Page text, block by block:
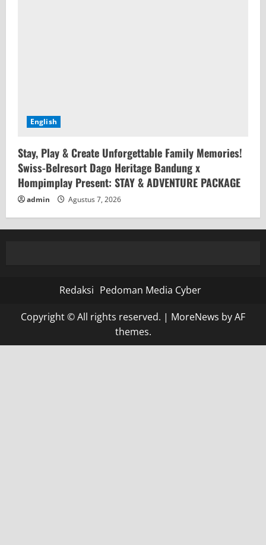
English
Stay, Play & Create Unforgettable Family Memories!
Swiss-Belresort Dago Heritage Bandung x
Hompimplay Present: STAY & ADVENTURE PACKAGE
admin Agustus 7, 2026
Redaksi Pedoman Media Cyber
Copyright © All rights reserved. | MoreNews by AF
themes.